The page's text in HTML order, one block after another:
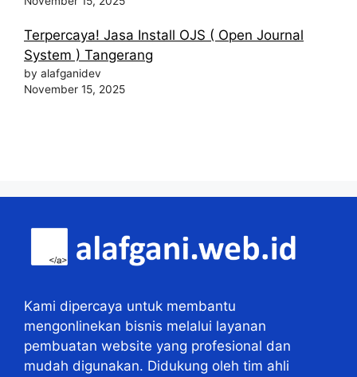
Terpercaya! Jasa Install OJS ( Open Journal
System ) Tangerang
by alafganidev
November 15, 2025
Kami dipercaya untuk membantu
mengonlinekan bisnis melalui layanan
pembuatan website yang profesional dan
mudah digunakan. Didukung oleh tim ahli